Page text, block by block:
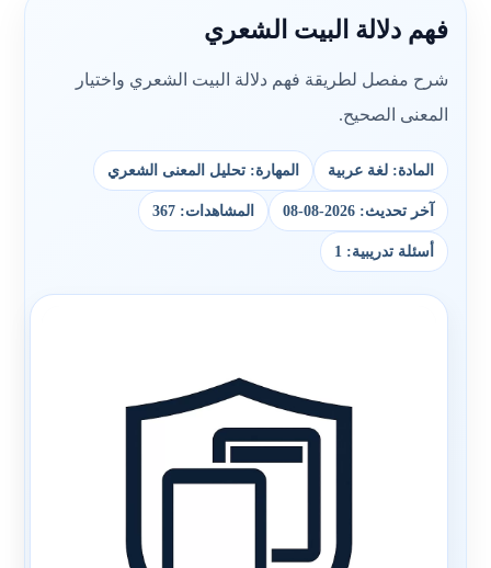
فهم دلالة البيت الشعري
شرح مفصل لطريقة فهم دلالة البيت الشعري واختيار
المعنى الصحيح.
المادة: لغة عربية المهارة: تحليل المعنى الشعري
آخر تحديث: 2026-08-08 المشاهدات: 367
أسئلة تدريبية: 1